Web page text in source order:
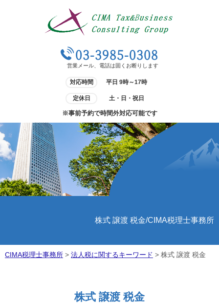
03-3985-0308
営業メール、電話は固くお断りします
対応時間 平日 9時～17時
定休日 土・日・祝日
※事前予約で時間外対応可能です
株式 譲渡 税金/CIMA税理士事務所
CIMA税理士事務所 > 法人税に関するキーワード > 株式 譲渡 税金
株式 譲渡 税金